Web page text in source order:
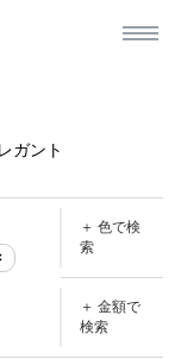
ガント
＋ 色で検
索
＋ 金額で
検索